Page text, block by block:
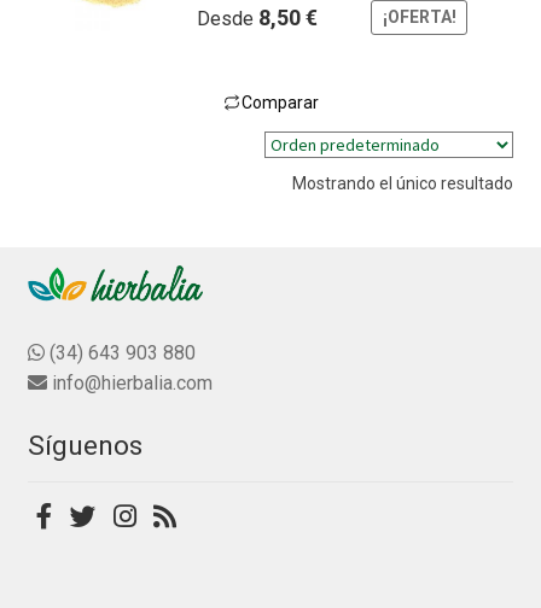
V
0
5
¡OFERTA!
Desde 8,50€
Comparar
Este
producto
tieneMostrando el único resultado
(34) 643 903 880
info@hierbalia.com
Síguenos